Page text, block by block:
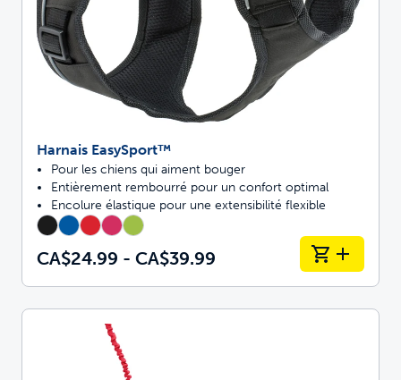
Harnais EasySport™
Pour les chiens qui aiment bouger
Entièrement rembourré pour un confort optimal
Encolure élastique pour une extensibilité flexible
CA$24.99 - CA$39.99